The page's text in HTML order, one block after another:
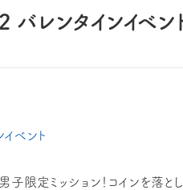
バレンタインイベン
子限定ミッション！コインを落と